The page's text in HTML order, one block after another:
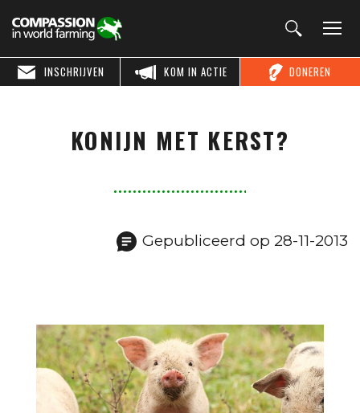
DONEREN
KOM IN ACTIE
INSCHRIJVEN
KONIJN MET KERST?
Gepubliceerd op 28-11-2013